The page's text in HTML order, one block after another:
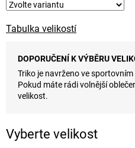
Tabulka velikostí
DOPORUČENÍ K VÝBĚRU
Triko je navrženo ve
Pokud máte rádi volnější
velikost.